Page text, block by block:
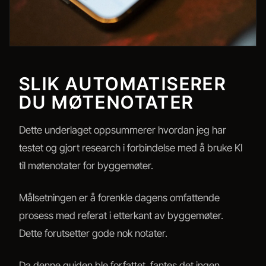
SLIK AUTOMATISERER
DU MØTENOTATER
Dette underlaget oppsummerer hvordan jeg har
testet og gjort research i forbindelse med å bruke KI
til møtenotater for byggemøter.
Målsetningen er å forenkle dagens omfattende
prosess med referat i etterkant av byggemøter.
Dette forutsetter gode nok notater.